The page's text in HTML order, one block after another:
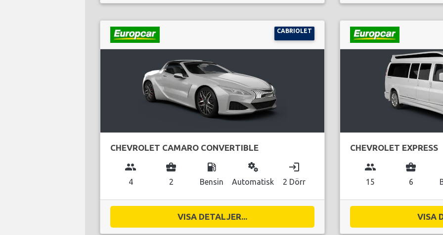
CABRIOLET
CHEVROLET CAMARO CONVERTIBLE
group
4
business_center
2
local_gas_station
Bensin
miscellaneous_services
Automatisk
login
2 Dörr
VISA DETALJER...
CHEVROLET EXPRESS
group
15
business_center
6
VISA